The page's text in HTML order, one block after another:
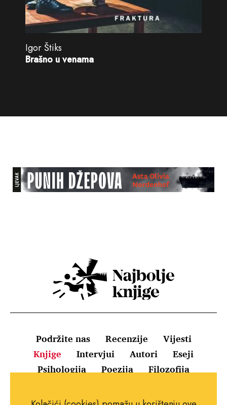
Igor Štiks
Brašno u venama
Podržite nas Recenzije
Vijesti
Knjige
Intervjui Autori
Eseji
Psihologija
Poezija Filozofija